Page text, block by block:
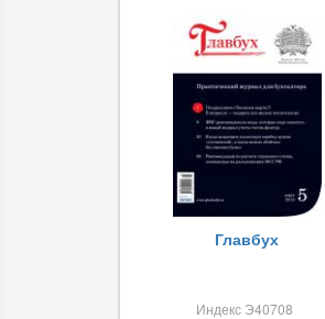
Главбух
Индекс Э40708